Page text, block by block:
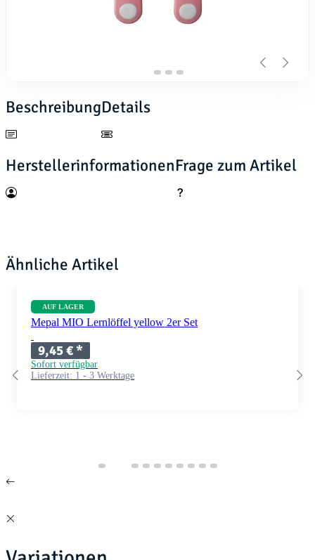
BeschreibungDetails
HerstellerinformationenFrage zum Artikel
Ähnliche Artikel
AUF LAGER
Mepal MIO Lernlöffel yellow 2er Set
9,45 €*
Sofort verfügbar
Lieferzeit: 1 - 3 Werktage